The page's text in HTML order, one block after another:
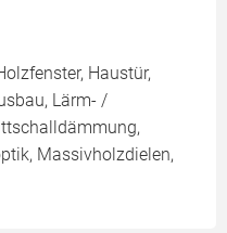
Haustür,
Lärm- /
Massivholzdielen,